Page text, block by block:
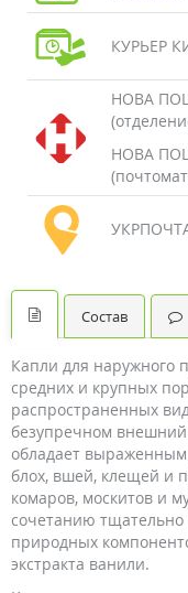
КУРЬЕР
НОВА
НОВА
Состав
Капли для наружного
средних и крупных
распространенных
безупречном
обладает
блох, вшей, клещей и
комаров, москитов и
сочетанию
природных
экстракта ванили.